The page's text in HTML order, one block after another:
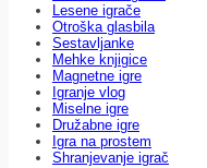
Lesene igrače
Otroška glasbila
Sestavljanke
Mehke knjigice
Magnetne igre
Igranje vlog
Miselne igre
Družabne igre
Igra na prostem
Shranjevanje igrač